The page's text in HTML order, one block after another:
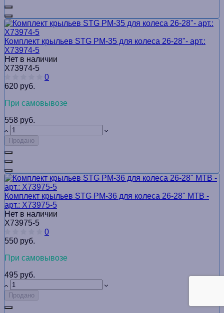
Комплект крыльев STG PM-35 для колеса 26-28"- арт.:
Х73974-5
Нет в наличии
Х73974-5
0
620 руб.
При самовывозе
558 руб.
Продано
Комплект крыльев STG PM-36 для колеса 26-28" MTB -
арт.: Х73975-5
Нет в наличии
Х73975-5
0
550 руб.
При самовывозе
495 руб.
Продано